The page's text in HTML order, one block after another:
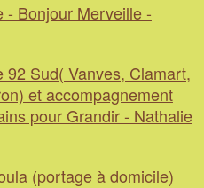
- Bonjour Merveille -
92 Sud( Vanves, Clamart,
et accompagnement
pour Grandir - Nathalie
(portage à domicile)